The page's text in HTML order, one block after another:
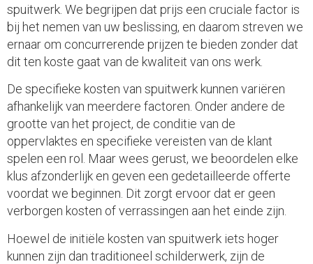
spuitwerk. We begrijpen dat prijs een cruciale factor is
bij het nemen van uw beslissing, en daarom streven we
ernaar om concurrerende prijzen te bieden zonder dat
dit ten koste gaat van de kwaliteit van ons werk.
De specifieke kosten van spuitwerk kunnen variëren
afhankelijk van meerdere factoren. Onder andere de
grootte van het project, de conditie van de
oppervlaktes en specifieke vereisten van de klant
spelen een rol. Maar wees gerust, we beoordelen elke
klus afzonderlijk en geven een gedetailleerde offerte
voordat we beginnen. Dit zorgt ervoor dat er geen
verborgen kosten of verrassingen aan het einde zijn.
Hoewel de initiële kosten van spuitwerk iets hoger
kunnen zijn dan traditioneel schilderwerk, zijn de